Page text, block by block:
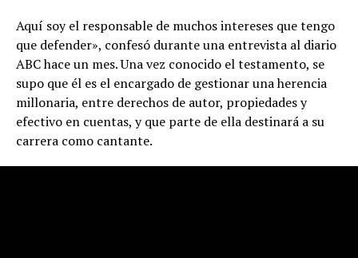
Aquí soy el responsable de muchos intereses que tengo
que defender», confesó durante una entrevista al diario
ABC hace un mes. Una vez conocido el testamento, se
supo que él es el encargado de gestionar una herencia
millonaria, entre derechos de autor, propiedades y
efectivo en cuentas, y que parte de ella destinará a su
carrera como cantante.